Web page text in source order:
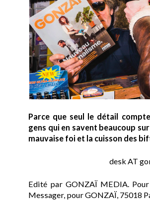
Parce que seul le détail
gens qui en savent beaucoup
mauvaise foi et la cuisson des
desk AT
Edité par GONZAÏ MEDIA.
Messager, pour GONZAÏ, 75018